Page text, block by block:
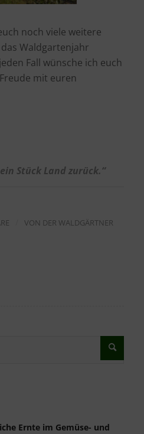
noch viele weitere
Waldgartenjahr
Fall wünsche ich euch
mit euren
Stück Land zurück.“
VON DER WALDGÄRTNER
Ernte im Gemüse- und